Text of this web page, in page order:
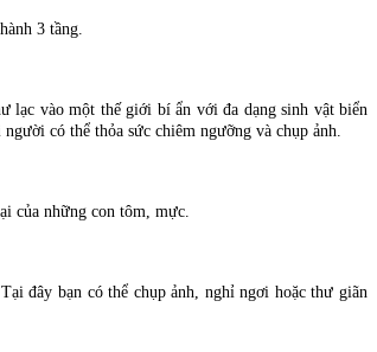
3 tầng.
lạc vào một thế giới bí ẩn với đa dạng sinh vật biển
có thể thỏa sức chiêm ngưỡng và chụp ảnh.
của những con tôm, mực.
đây bạn có thể chụp ảnh, nghỉ ngơi hoặc thư giãn